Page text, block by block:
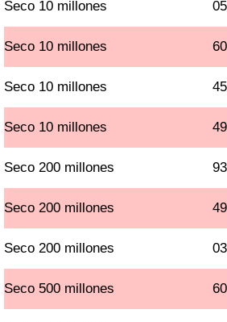
Seco 10 millones
Seco 10 millones
Seco 10 millones
Seco 10 millones
Seco 200 millones
Seco 200 millones
Seco 200 millones
Seco 500 millones